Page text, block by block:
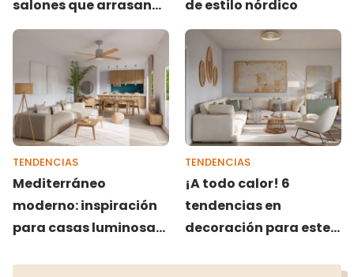
salones que arrasan
esta primavera-
de estilo nórdico
TENDENCIAS
Mediterráneo
moderno: inspiración
para casas luminosas
TENDENCIAS
¡A todo calor! 6
tendencias en
decoración para este